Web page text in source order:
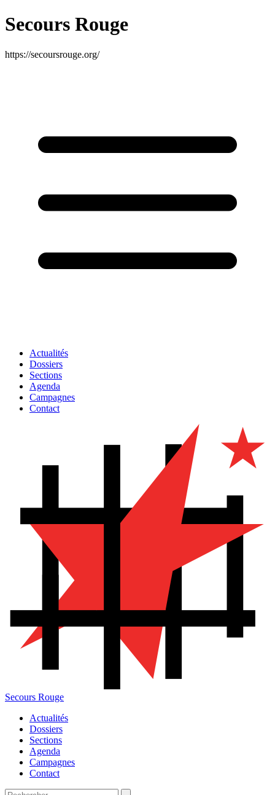
Secours Rouge
https://secoursrouge.org/
Actualités
Dossiers
Sections
Agenda
Campagnes
Contact
Secours Rouge
Actualités
Dossiers
Sections
Agenda
Campagnes
Contact